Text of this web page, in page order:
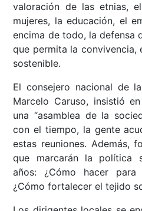
valoración de las etnias,
mujeres, la educación, el
encima de todo, la defensa
que permita la convivencia,
sostenible.
El consejero nacional de
Marcelo Caruso, insistió
una “asamblea de la
con el tiempo, la gente
estas reuniones. Además,
que marcarán la política
años: ¿Cómo hacer
¿Cómo fortalecer el tejido